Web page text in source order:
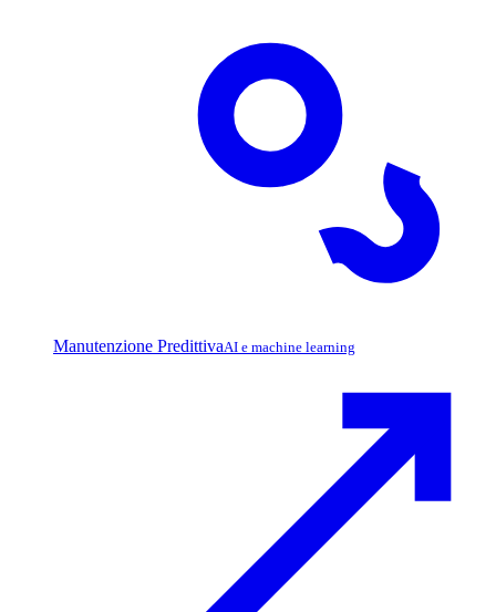
Manutenzione PredittivaAI e machine learning